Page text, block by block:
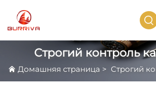
Строгий контроль
Домашняя страница > Строгий